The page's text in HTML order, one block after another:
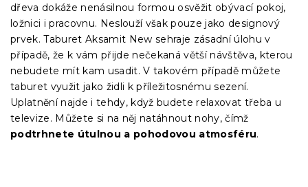
dřeva dokáže nenásilnou formou osvěžit obývací pokoj,
ložnici i pracovnu. Neslouží však pouze jako designový
prvek. Taburet Aksamit New sehraje zásadní úlohu v
případě, že k vám přijde nečekaná větší návštěva, kterou
nebudete mít kam usadit. V takovém případě můžete
taburet využit jako židli k příležitosnému sezení.
Uplatnění najde i tehdy, když budete relaxovat třeba u
televize. Můžete si na něj natáhnout nohy, čímž
podtrhnete útulnou a pohodovou atmosféru.